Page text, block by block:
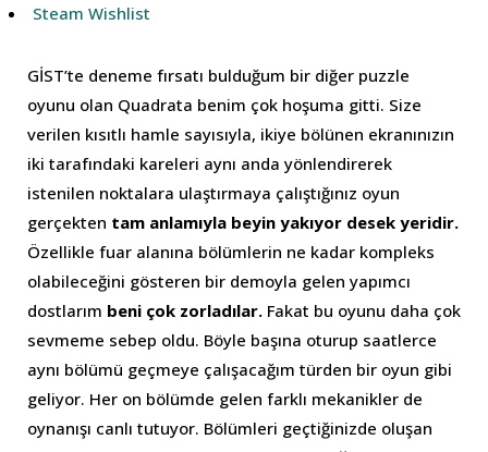
Steam Wishlist
GİST’te deneme fırsatı bulduğum bir diğer puzzle
oyunu olan Quadrata benim çok hoşuma gitti. Size
verilen kısıtlı hamle sayısıyla, ikiye bölünen ekranınızın
iki tarafındaki kareleri aynı anda yönlendirerek
istenilen noktalara ulaştırmaya çalıştığınız oyun
gerçekten tam anlamıyla beyin yakıyor desek yeridir.
Özellikle fuar alanına bölümlerin ne kadar kompleks
olabileceğini gösteren bir demoyla gelen yapımcı
dostlarım beni çok zorladılar. Fakat bu oyunu daha çok
sevmeme sebep oldu. Böyle başına oturup saatlerce
aynı bölümü geçmeye çalışacağım türden bir oyun gibi
geliyor. Her on bölümde gelen farklı mekanikler de
oynanışı canlı tutuyor. Bölümleri geçtiğinizde oluşan